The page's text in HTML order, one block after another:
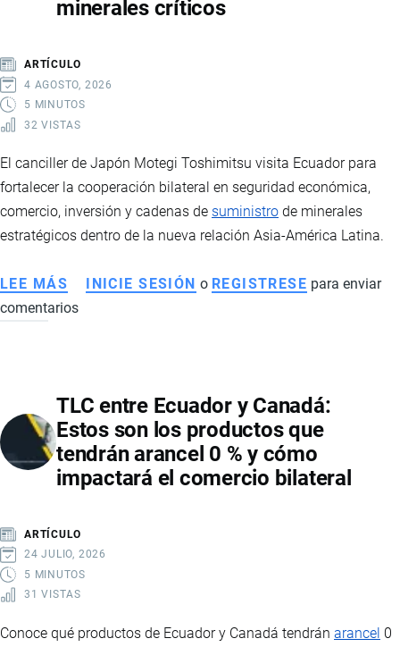
Y
minerales críticos
ARTÍCULO
4 AGOSTO, 2026
5 MINUTOS
32 VISTAS
El canciller de Japón Motegi Toshimitsu visita Ecuador para
fortalecer la cooperación bilateral en seguridad económica,
comercio, inversión y cadenas de suministro de minerales
estratégicos dentro de la nueva relación Asia-América Latina.
LEE MÁS SOBRE
CANCILLER
A
ECUADOR
BUSCANDO
AMPLIAR
ESTRATÉGICA
CON
COMERCIO,
INICIE SESIÓN o REGISTRESE para enviar
comentarios
TLC entre Ecuador y Canadá:
Estos son los productos que
tendrán arancel 0 % y cómo
impactará el comercio bilateral
ARTÍCULO
24 JULIO, 2026
5 MINUTOS
31 VISTAS
Conoce qué productos de Ecuador y Canadá tendrán arancel 0